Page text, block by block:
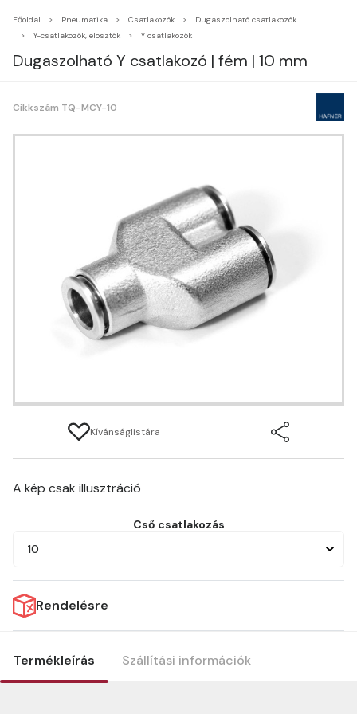
Főoldal Pneumatika Csatlakozók
Dugaszolható csatlakozók
Y-csatlakozók, elosztók
Y csatlakozók
Dugaszolható Y csatlakozó | fém | 10 mm
Cikkszám TQ-MCY-10
Kívánságlistára
A kép csak illusztráció
Cső csatlakozás
10
Rendelésre
Termékleírás Szállítási információk